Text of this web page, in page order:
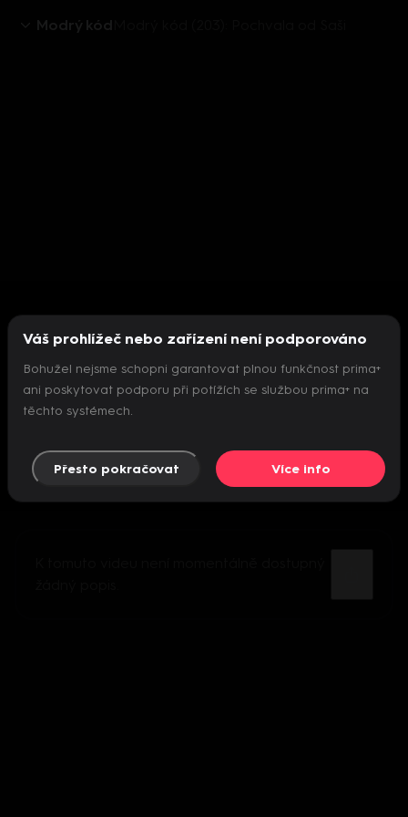
Modrý kód
Nepodařilo se inicializovat přehrávač
Váš prohlížeč nebo zařízení není podporováno
Bohužel nejsme schopni garantovat plnou funkčnost prima+
ani poskytovat podporu při potížích se službou prima+ na
těchto systémech.
Přesto pokračovat Více info